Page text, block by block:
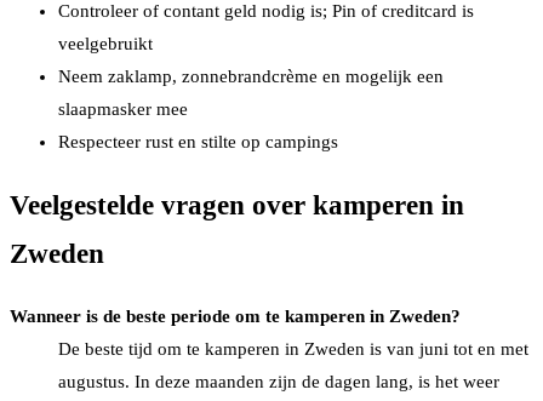
Controleer of contant geld nodig is; Pin of creditcard is
veelgebruikt
Neem zaklamp, zonnebrandcrème en mogelijk een
slaapmasker mee
Respecteer rust en stilte op campings
Veelgestelde vragen over kamperen in
Zweden
Wanneer is de beste periode om te kamperen in Zweden?
De beste tijd om te kamperen in Zweden is van juni tot en met
augustus. In deze maanden zijn de dagen lang, is het weer